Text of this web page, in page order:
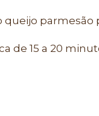
queijo parmesão
de 15 a 20